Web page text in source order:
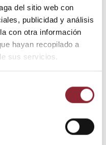
del sitio web con
publicidad y análisis
con otra información
hayan recopilado a
sus servicios.